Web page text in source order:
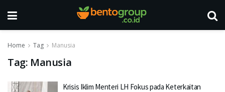
Home Tag Manusia
Tag: Manusia
Krisis Iklim Menteri LH Fokus pada Keterkaitan